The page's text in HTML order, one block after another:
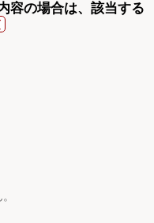
容の場合は、該当する